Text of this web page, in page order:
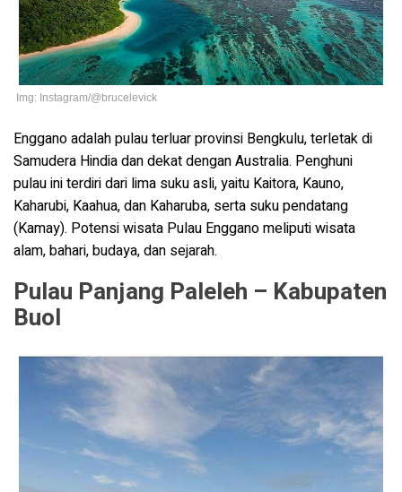
Img: Instagram/@brucelevick
Enggano adalah pulau terluar provinsi Bengkulu, terletak di
Samudera Hindia dan dekat dengan Australia. Penghuni
pulau ini terdiri dari lima suku asli, yaitu Kaitora, Kauno,
Kaharubi, Kaahua, dan Kaharuba, serta suku pendatang
(Kamay). Potensi wisata Pulau Enggano meliputi wisata
alam, bahari, budaya, dan sejarah.
Pulau Panjang Paleleh – Kabupaten
Buol